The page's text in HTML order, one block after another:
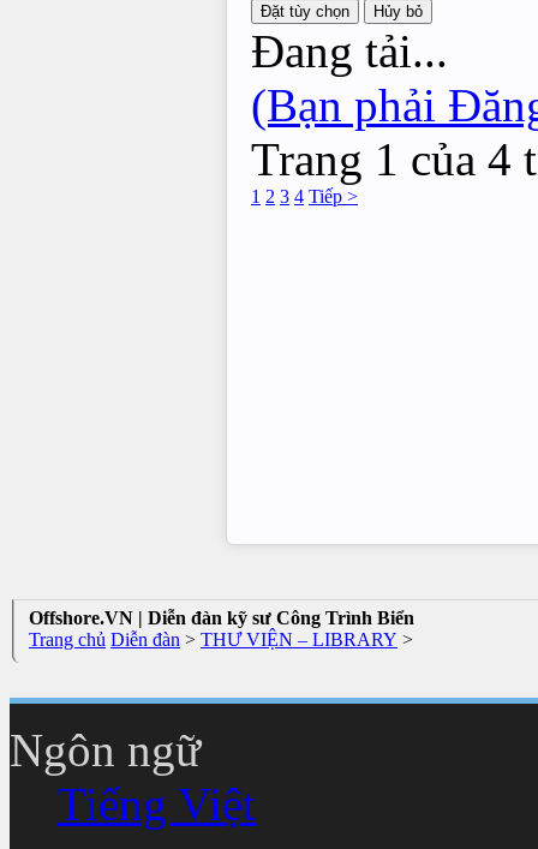
Đang tải...
(Bạn phải
Trang 1 của 4
1 2 3 4 Tiếp >
Offshore.VN | Diễn đàn kỹ sư Công Trình Biển
Trang chủ Diễn đàn > THƯ VIỆN – LIBRARY >
Ngôn ngữ
Tiếng Việt